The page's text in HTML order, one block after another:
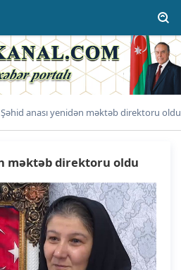
anası yenidən məktəb direktoru oldu
məktəb direktoru oldu